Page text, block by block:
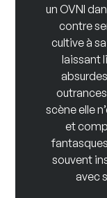
un OVNI
contre
cultive à
laissant
scène elle
et
souvent
avec